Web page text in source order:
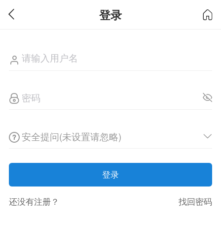
登录
安全提问(未设置请忽略)
登录
还没有注册？ 找回密码